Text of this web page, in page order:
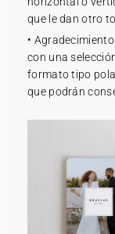
que le dan otro
•
con una
formato tipo
que podrán